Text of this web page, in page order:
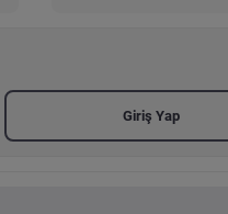
Giriş Yap